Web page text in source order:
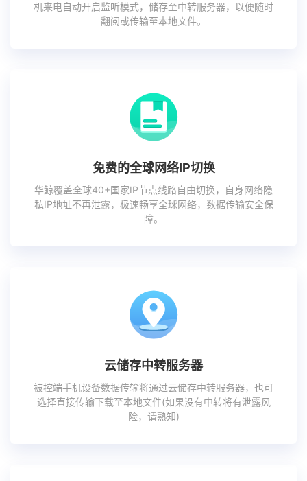
机来电自动开启监听模式，储存至中转服务器，以便随时
翻阅或传输至本地文件。
免费的全球网络IP切换
华鲸覆盖全球40+国家IP节点线路自由切换，自身网络隐
私IP地址不再泄露，极速畅享全球网络，数据传输安全保
障。
云储存中转服务器
被控端手机设备数据传输将通过云储存中转服务器，也可
选择直接传输下载至本地文件(如果没有中转将有泄露风
险，请熟知)